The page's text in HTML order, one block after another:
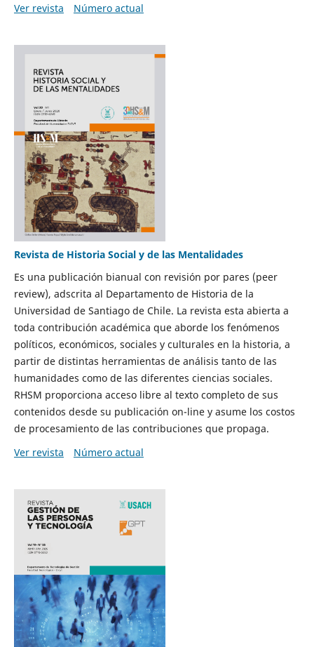
Ver revista
Número actual
Revista de Historia Social y de las Mentalidades
Es una publicación bianual con revisión por pares (peer
review), adscrita al Departamento de Historia de la
Universidad de Santiago de Chile. La revista esta abierta a
toda contribución académica que aborde los fenómenos
políticos, económicos, sociales y culturales en la historia, a
partir de distintas herramientas de análisis tanto de las
humanidades como de las diferentes ciencias sociales.
RHSM proporciona acceso libre al texto completo de sus
contenidos desde su publicación on-line y asume los costos
de procesamiento de las contribuciones que propaga.
Ver revista
Número actual